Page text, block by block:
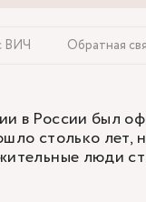
ВИЧ Обратная
в России был
столько лет,
люди